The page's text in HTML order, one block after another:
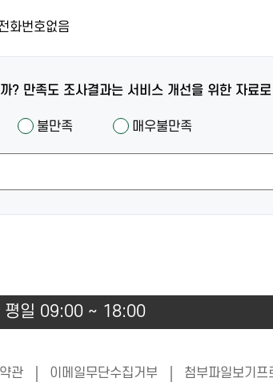
화번호없음
? 만족도 조사결과는 서비스 개선을 위한 자료
불만족 매우불만족
평일 09:00 ~ 18:00
관 이메일무단수집거부 첨부파일보기프